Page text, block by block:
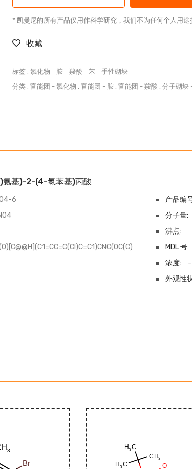
* 凯曼尼的所有产品仅用作科学研究，我们不为任何个人用
收藏
标签 : 氯化物 胺 羧酸 苯
手性砌块
分类 : 官能团 - 氯化物 , 官能团 - 胺, 官能团 - 羧酸 , 分子砌块
基)-2-(4-氯苯基)丙酸
6
产品编
分子量:
沸点:
MDL 号:
浓度:
-
外观性